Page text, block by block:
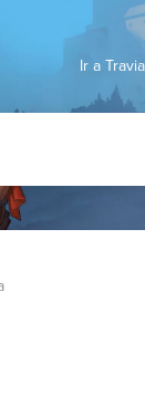
Ir a